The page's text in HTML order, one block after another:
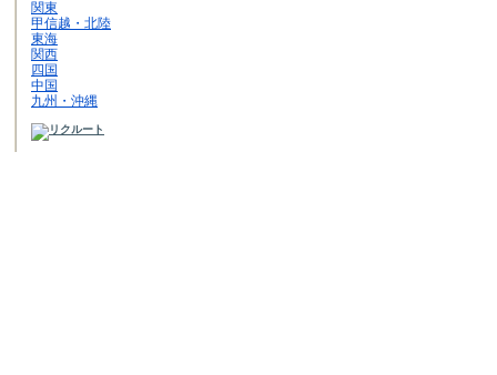
関東
甲信越・北陸
東海
関西
四国
中国
九州・沖縄